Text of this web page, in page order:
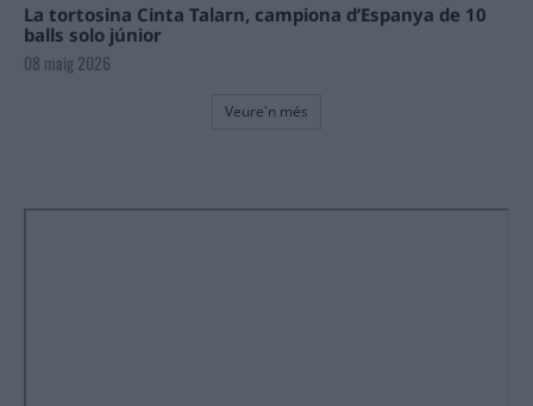
La tortosina Cinta Talarn, campiona d’Espanya de 10
balls solo júnior
08 maig 2026
Veure'n més